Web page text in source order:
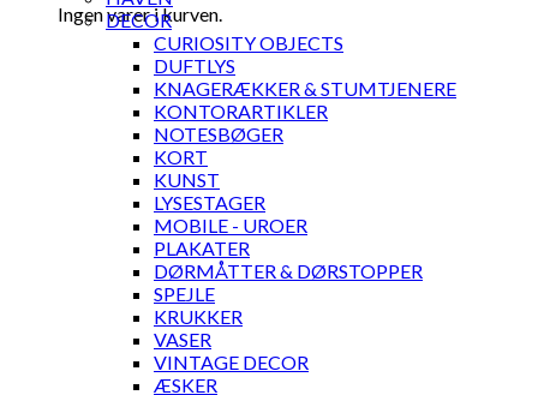
Ingen varer i kurven.
DECOR
CURIOSITY OBJECTS
DUFTLYS
KNAGERÆKKER & STUMTJENERE
KONTORARTIKLER
NOTESBØGER
KORT
KUNST
LYSESTAGER
MOBILE - UROER
PLAKATER
DØRMÅTTER & DØRSTOPPER
SPEJLE
KRUKKER
VASER
VINTAGE DECOR
ÆSKER